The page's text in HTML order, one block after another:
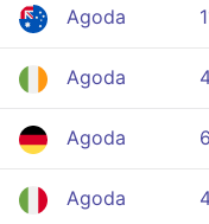
Agoda
Agoda
Agoda
Agoda